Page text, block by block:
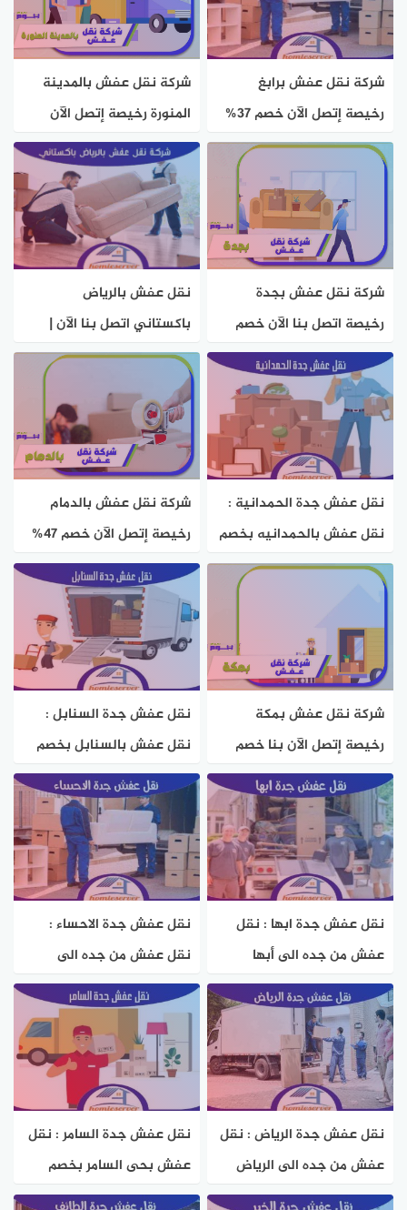
شركة نقل عفش برابغ
رخيصة إتصل الآن خصم 37%
هوم سيرفر
شركة نقل عفش بالمدينة
المنورة رخيصة إتصل الآن
للإيجار بخصم 67% هوم
سيرفر
شركة نقل عفش بجدة
رخيصة اتصل بنا الآن خصم
67% هوم سيرفر
نقل عفش بالرياض
باكستاني اتصل بنا الآن |
هوم سيرفر
نقل عفش جدة الحمدانية :
نقل عفش بالحمدانيه بخصم
50% هوم سيرفر
شركة نقل عفش بالدمام
رخيصة إتصل الآن خصم 47%
هوم سيرفر
شركة نقل عفش بمكة
رخيصة إتصل الآن بنا خصم
67% هوم سيرفر
نقل عفش جدة السنابل :
نقل عفش بالسنابل بخصم
50% هوم سيرفر
نقل عفش جدة ابها : نقل
عفش من جده الى أبها
بخصم 50% هوم سيرفر
نقل عفش جدة الاحساء :
نقل عفش من جده الى
الاحساء بخصم 50% هوم
سيرفر
نقل عفش جدة الرياض : نقل
عفش من جده الى الرياض
بخصم 50% هوم سيرفر
نقل عفش جدة السامر : نقل
عفش بحى السامر بخصم
50% هوم سيرفر